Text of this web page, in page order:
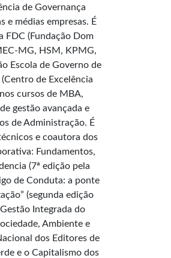
de Governança
e médias empresas. É
FDC (Fundação Dom
MG, HSM, KPMG,
Escola de Governo de
de Excelência
cursos de MBA,
gestão avançada e
de Administração. É
e coautora dos
Fundamentos,
(7ª edição pela
de Conduta: a ponte
(segunda edição
Integrada do
Ambiente e
dos Editores de
e o Capitalismo dos